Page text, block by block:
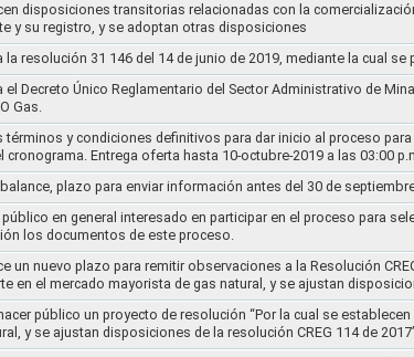
disposiciones transitorias relacionadas con la
y su registro, y se adoptan otras disposiciones
la resolución 31 146 del 14 de junio de 2019, mediante la cual
el Decreto Único Reglamentario del Sector Administrativo de
Gas.
términos y condiciones definitivos para dar inicio al proceso
cronograma. Entrega oferta hasta 10-octubre-2019 a las 03:00
plazo para enviar información antes del 30 de
en general interesado en participar en el proceso para
los documentos de este proceso.
un nuevo plazo para remitir observaciones a la Resolución
en el mercado mayorista de gas natural, y se ajustan
público un proyecto de resolución “Por la cual se
y se ajustan disposiciones de la resolución CREG 114 de